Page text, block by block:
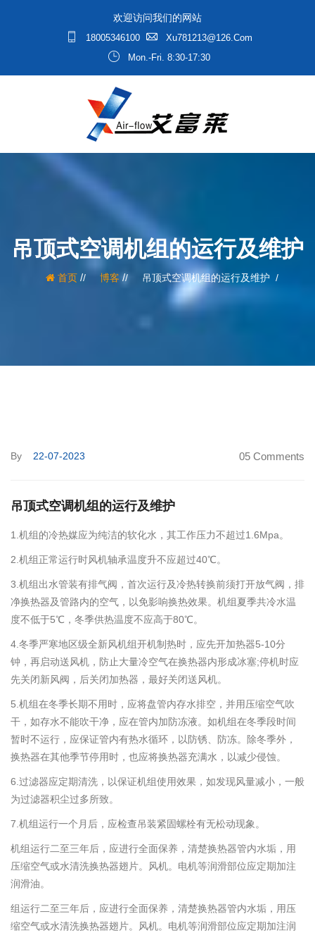
欢迎访问我们的网站
18005346100
Xu781213@126.com
Mon.-Fri. 8:30-17:30
吊顶式空调机组的运行及维护
首页/ 博客 / 吊顶式空调机组的运行及维护
By 22-07-2023 05 Comments
吊顶式空调机组的运行及维护
1.机组的冷热媒应为纯洁的软化水，其工作压力不超过1.6Mpa。
2.机组正常运行时风机轴承温度升不应超过40℃。
3.机组出水管装有排气阀，首次运行及冷热转换前须打开放气阀，排
净换热器及管路内的空气，以免影响换热效果。机组夏季共冷水温
度不低于5℃，冬季供热温度不应高于80℃。
4.冬季严寒地区级全新风机组开机制热时，应先开加热器5-10分
钟，再启动送风机，防止大量冷空气在换热器内形成冰塞;停机时应
先关闭新风阀，后关闭加热器，最好关闭送风机。
5.机组在冬季长期不用时，应将盘管内存水排空，并用压缩空气吹
干，如存水不能吹干净，应在管内加防冻液。如机组在冬季段时间
暂时不运行，应保证管内有热水循环，以防锈、防冻。除冬季外，
换热器在其他季节停用时，也应将换热器充满水，以减少侵蚀。
6.过滤器应定期清洗，以保证机组使用效果，如发现风量减小，一般
为过滤器积尘过多所致。
7.机组运行一个月后，应检查吊装紧固螺栓有无松动现象。
机组运行二至三年后，应进行全面保养，清楚换热器管内水垢，用
压缩空气或水清洗换热器翅片。风机。电机等润滑部位应定期加注
润滑油。
组运行二至三年后，应进行全面保养，清楚换热器管内水垢，用压
缩空气或水清洗换热器翅片。风机。电机等润滑部位应定期加注润